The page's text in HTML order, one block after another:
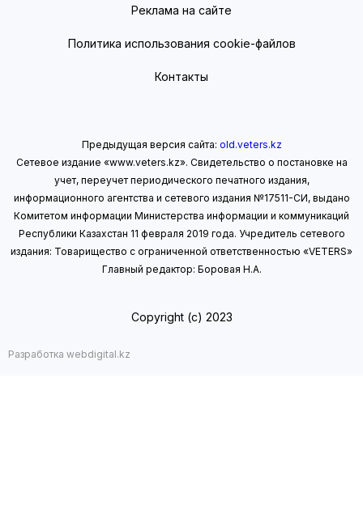
Реклама на сайте
Политика использования cookie-файлов
Контакты
Предыдущая версия сайта: old.veters.kz
Сетевое издание «www.veters.kz». Свидетельство о постановке на
учет, переучет периодического печатного издания,
информационного агентства и сетевого издания №17511-СИ, выдано
Комитетом информации Министерства информации и коммуникаций
Республики Казахстан 11 февраля 2019 года. Учредитель сетевого
издания: Товарищество с ограниченной ответственностью «VETERS»
Главный редактор: Боровая Н.А.
Copyright (с) 2023
Разработка webdigital.kz